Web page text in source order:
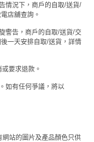
情況下，商戶的自取/送貨/
店舖查詢。
警告，商戶的自取/送貨/交
一天安排自取/送貨，詳情
要求退款。
如有任何爭議，將以
站的圖片及產品顏色只供